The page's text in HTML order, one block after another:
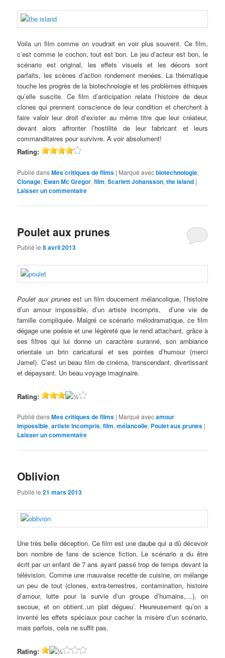
Voila un film comme on voudrait en voir plus souvent. Ce film,
c’est comme le cochon, tout est bon. Le jeu d’acteur est bon, le
scénario est original, les effets visuels et les décors sont
parfaits, les scènes d’action rondement menées. La thématique
touche les progrès de la biotechnologie et les problèmes éthiques
qu’elle suscite. Ce film d’anticipation relate l’histoire de deux
clones qui prennent conscience de leur condition et cherchent à
faire valoir leur droit d’exister au même titre que leur créateur,
devant alors affronter l’hostilité de leur fabricant et leurs
commanditaires pour survivre. A voir absolument!
Rating:
Publié dansMes critiques de films | Marqué avecbiotechnologie,
Clonage, Ewan Mc Gregor,film,Scarlett Johansson,the island |
Laisser un commentaire
Poulet aux prunes
Publié le8 avril 2013
Poulet aux prunes est un film doucement mélancolique, l’histoire
d’un amour impossible, d’un artiste incompris, d’une vie de
famille compliquée. Malgré ce scénario mélodramatique, ce film
dégage une poésie et une légèreté que le rend attachant, grâce à
ses filtres qui lui donne un caractère suranné, son ambiance
orientale un brin caricatural et ses pointes d’humour (merci
Jamel). C’est un beau film de cinéma, transcendant, divertissant
et dépaysant. Un beau voyage imaginaire.
Rating:
Publié dansMes critiques de films | Marqué avecamour
impossible,artiste incompris,film,mélancolie, Poulet aux prunes |
Laisser un commentaire
Oblivion
Publié le21 mars 2013
Une très belle déception. Ce film est une daube qui a dû décevoir
bon nombre de fans de science fiction. Le scénario a du être
écrit par un enfant de 7 ans ayant passé trop de temps devant la
télévision. Comme une mauvaise recette de cuisine, on mélange
un peu de tout (clones, extra-terrestres, contamination, histoire
d’amour, lutte pour la survie d’un groupe d’humains,…), on
secoue, et on obtient..un plat dégueu’. Heureusement qu’on a
inventé les effets spéciaux pour cacher la misère d’un scénario,
mais parfois, cela ne suffit pas.
Rating: